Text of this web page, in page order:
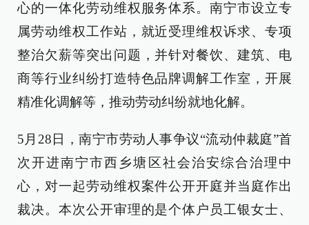
心的一体化劳动维权服务体系。南宁市设立专
属劳动维权工作站，就近受理维权诉求、专项
整治欠薪等突出问题，并针对餐饮、建筑、电
商等行业纠纷打造特色品牌调解工作室，开展
精准化调解等，推动劳动纠纷就地化解。
5月28日，南宁市劳动人事争议“流动仲裁庭”首
次开进南宁市西乡塘区社会治安综合治理中
心，对一起劳动维权案件公开开庭并当庭作出
裁决。本次公开审理的是个体户员工银女士、